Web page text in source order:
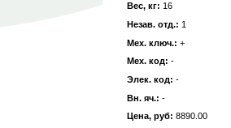
Вес, кг: 16
Незав. отд.: 1
Мех. ключ.: +
Мех. код: -
Элек. код: -
Вн. яч.: -
Цена, руб: 8890.00